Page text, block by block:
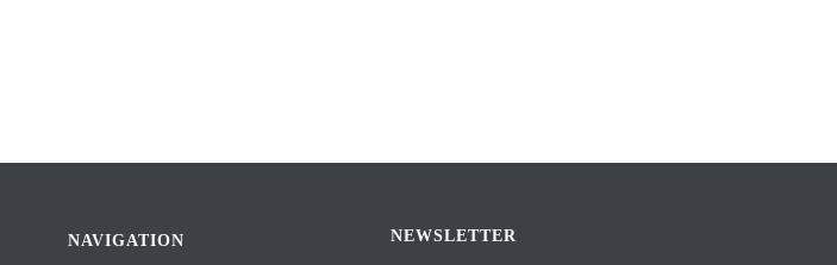
NAVIGATION NEWSLETTER